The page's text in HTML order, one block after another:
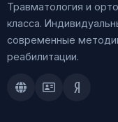
Травматология и
класса.
современные
реабилитации.
Doctu.ruПроДокторов